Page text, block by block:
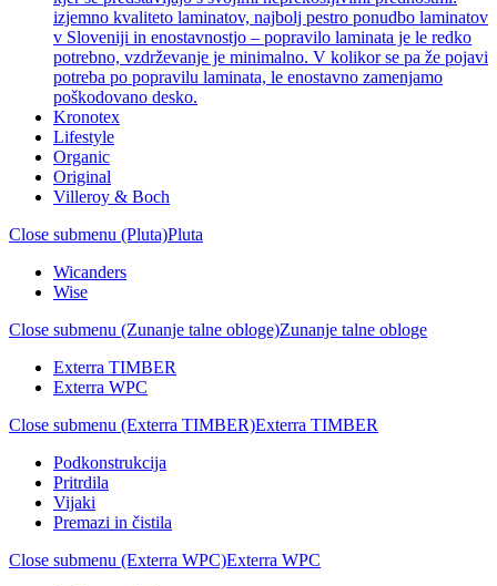
izjemno kvaliteto laminatov, najbolj pestro ponudbo laminatov
v Sloveniji in enostavnostjo – popravilo laminata je le redko
potrebno, vzdrževanje je minimalno. V kolikor se pa že pojavi
potreba po popravilu laminata, le enostavno zamenjamo
poškodovano desko.
Kronotex
Lifestyle
Organic
Original
Villeroy & Boch
Close submenu (Pluta)Pluta
Wicanders
Wise
Close submenu (Zunanje talne obloge)Zunanje talne obloge
Exterra TIMBER
Exterra WPC
Close submenu (Exterra TIMBER)Exterra TIMBER
Podkonstrukcija
Pritrdila
Vijaki
Premazi in čistila
Close submenu (Exterra WPC)Exterra WPC